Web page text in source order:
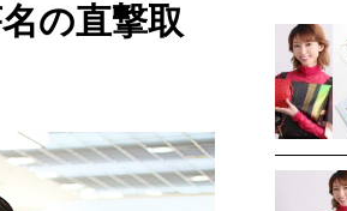
の直撃取